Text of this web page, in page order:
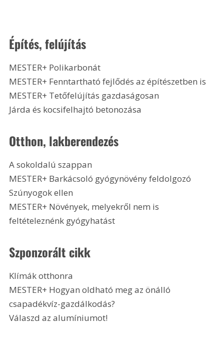
Építés, felújítás
MESTER+ Polikarbonát
MESTER+ Fenntartható fejlődés az építészetben is
MESTER+ Tetőfelújítás gazdaságosan
Járda és kocsifelhajtó betonozása
Otthon, lakberendezés
A sokoldalú szappan
MESTER+ Barkácsoló gyógynövény feldolgozó
Szúnyogok ellen
MESTER+ Növények, melyekről nem is
feltételeznénk gyógyhatást
Szponzorált cikk
Klímák otthonra
MESTER+ Hogyan oldható meg az önálló
csapadékvíz-gazdálkodás?
Válaszd az alumíniumot!